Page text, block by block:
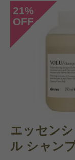
21%
OFF
エッセン
ル シャン